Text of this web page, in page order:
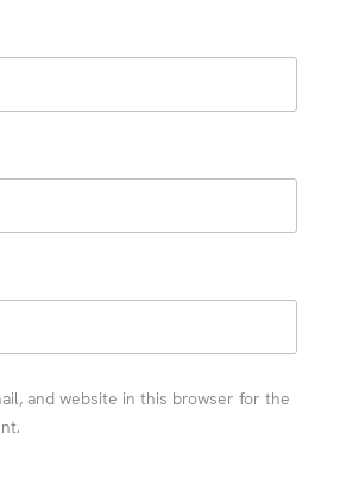
and website in this browser for the